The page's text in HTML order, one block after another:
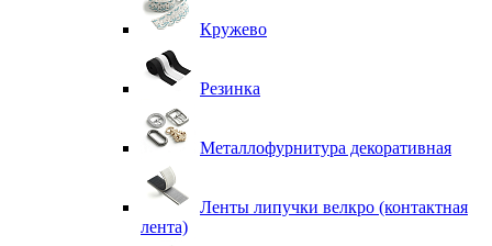
Кружево
Резинка
Металлофурнитура декоративная
Ленты липучки велкро (контактная
лента)